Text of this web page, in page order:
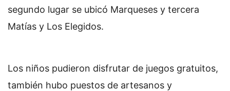
segundo lugar se ubicó Marqueses y tercera
Matías y Los Elegidos.
Los niños pudieron disfrutar de juegos gratuitos,
también hubo puestos de artesanos y